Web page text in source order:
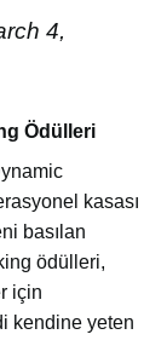
4,
Ödülleri
kasası
basılan
ödülleri,
için
kendine yeten